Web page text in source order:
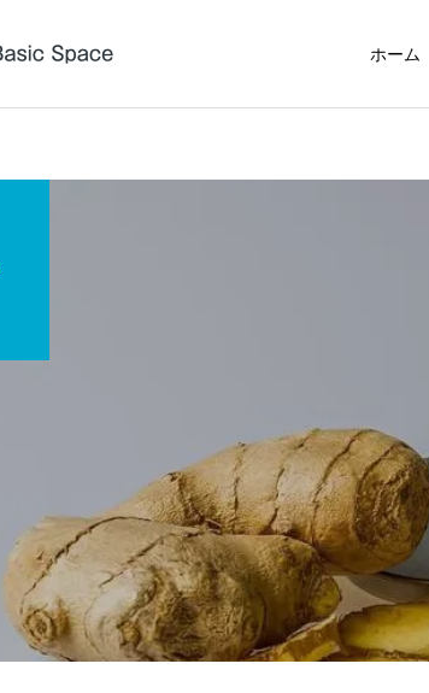
ホーム
功した症例